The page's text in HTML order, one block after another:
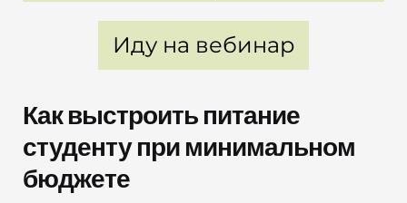
Иду на вебинар
Как выстроить питание
студенту при минимальном
бюджете